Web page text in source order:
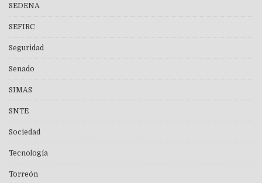
SEDENA
SEFIRC
Seguridad
Senado
SIMAS
SNTE
Sociedad
Tecnología
Torreón